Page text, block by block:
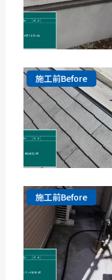
施工前Before
施工前Before